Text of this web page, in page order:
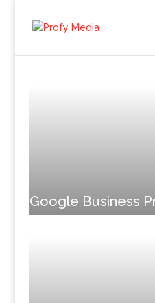
Google Business